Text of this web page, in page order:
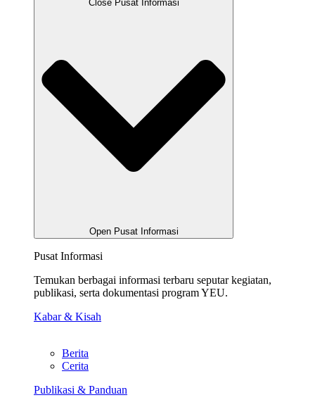
Close Pusat Informasi
Open Pusat Informasi
Pusat Informasi
Temukan berbagai informasi terbaru seputar kegiatan,
publikasi, serta dokumentasi program YEU.
Kabar & Kisah
Berita
Cerita
Publikasi & Panduan